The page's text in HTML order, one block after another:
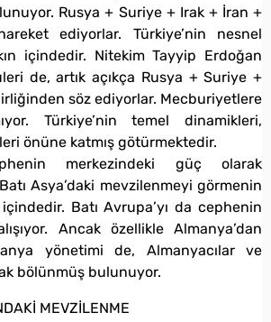
Rusya + Suriye + Irak + İran +
ediyorlar. Türkiye’nin nesnel
içindedir. Nitekim Tayyip Erdoğan
de, artık açıkça Rusya + Suriye +
söz ediyorlar. Mecburiyetlere
Türkiye’nin temel dinamikleri,
önüne katmış götürmektedir.
merkezindeki güç olarak
Asya’daki mevzilenmeyi görmenin
Batı Avrupa’yı da cephenin
Ancak özellikle Almanya’dan
yönetimi de, Almanyacılar ve
bölünmüş bulunuyor.
MEVZİLENME